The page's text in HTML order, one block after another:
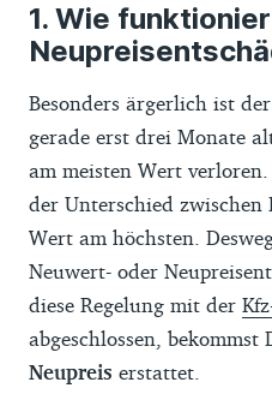
Wie
Besonders ärgerlich ist
gerade erst drei Monate
am meisten Wert
der Unterschied
Wert am höchsten.
Neuwert- oder
diese Regelung mit der
abgeschlossen, bekommst
Neupreis erstattet.